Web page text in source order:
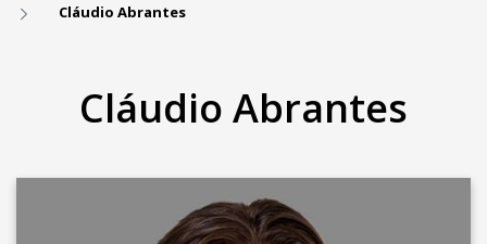
Cláudio Abrantes
Cláudio Abrantes